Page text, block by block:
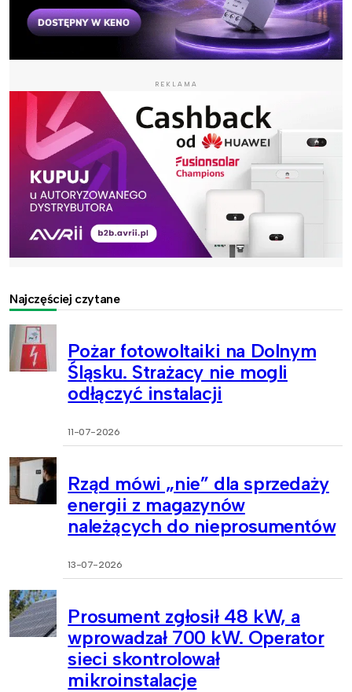
REKLAMA
Najczęściej czytane
Pożar fotowoltaiki na Dolnym
Śląsku. Strażacy nie mogli
odłączyć instalacji
11-07-2026
Rząd mówi „nie” dla sprzedaży
energii z magazynów
należących do nieprosumentów
13-07-2026
Prosument zgłosił 48 kW, a
wprowadzał 700 kW. Operator
sieci skontrolował
mikroinstalacje